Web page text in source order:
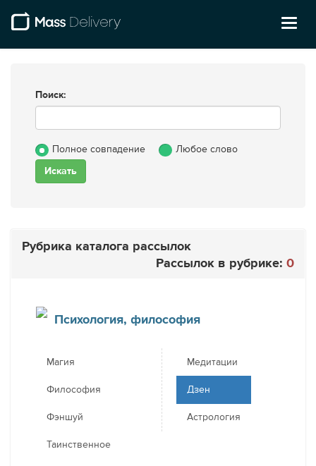
Поиск:
Полное совпадение Любое слово
Рубрика каталога рассылок
Рассылок в рубрике: 0
Психология, философия
Магия
Философия
Фэншуй
Таинственное
Медитации
Дзен
Астрология